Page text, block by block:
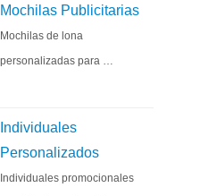
Mochilas Publicitarias
Mochilas de lona
personalizadas para …
Individuales
Personalizados
Individuales promocionales